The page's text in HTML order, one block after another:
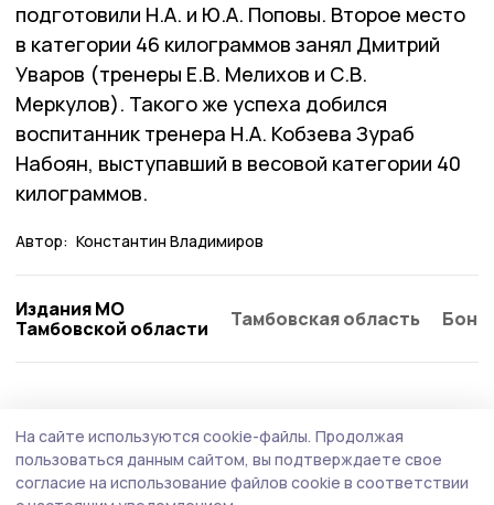
подготовили Н.А. и Ю.А. Поповы. Второе место
в категории 46 килограммов занял Дмитрий
Уваров (тренеры Е.В. Мелихов и С.В.
Меркулов). Такого же успеха добился
воспитанник тренера Н.А. Кобзева Зураб
Набоян, выступавший в весовой категории 40
килограммов.
Автор: Константин Владимиров
Издания МО
Тамбовской области
Тамбовская область
На сайте используются cookie-файлы. Продолжая
пользоваться данным сайтом, вы подтверждаете свое
согласие на использование файлов cookie в соответствии